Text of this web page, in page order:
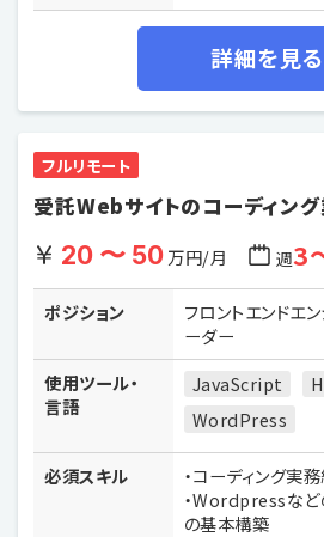
詳細を見る
フルリモート
受託Webサイトのコーディン
20 〜 50万円/月 週3
ポジション
フロントエンドエ
ーダー
使用ツール・
言語
JavaScript
WordPress
必須スキル
・コーディング実
・Wordpressなど
の基本構築